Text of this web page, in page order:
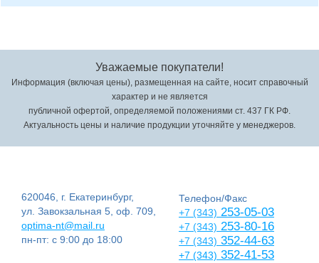
Уважаемые покупатели!
Информация (включая цены), размещенная на сайте, носит справочный
характер и не является
публичной офертой, определяемой положениями ст. 437 ГК РФ.
Актуальность цены и наличие продукции уточняйте у менеджеров.
620046, г. Екатеринбург,
ул. Завокзальная 5, оф. 709,
optima-nt@mail.ru
пн-пт: с 9:00 до 18:00
Телефон/Факс
+7 (343) 253-05-03
+7 (343) 253-80-16
+7 (343) 352-44-63
+7 (343) 352-41-53